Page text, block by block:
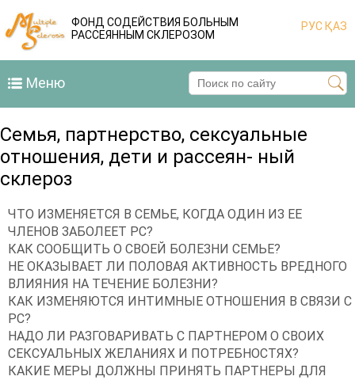
ФОНД СОДЕЙСТВИЯ БОЛЬНЫМ
РАССЕЯННЫМ СКЛЕРОЗОМ
РУСҚАЗ
Меню
Семья, партнерство, сексуальные
отношения, дети и рассеян- ный
склероз
ЧТО ИЗМЕНЯЕТСЯ В СЕМЬЕ, КОГДА ОДИН ИЗ ЕЕ
ЧЛЕНОВ ЗАБОЛЕЕТ РС?
КАК СООБЩИТЬ О СВОЕЙ БОЛЕЗНИ СЕМЬЕ?
НЕ ОКАЗЫВАЕТ ЛИ ПОЛОВАЯ АКТИВНОСТЬ ВРЕДНОГО
ВЛИЯНИЯ НА ТЕЧЕНИЕ БОЛЕЗНИ?
КАК ИЗМЕНЯЮТСЯ ИНТИМНЫЕ ОТНОШЕНИЯ В СВЯЗИ С
РС?
НАДО ЛИ РАЗГОВАРИВАТЬ С ПАРТНЕРОМ О СВОИХ
СЕКСУАЛЬНЫХ ЖЕЛАНИЯХ И ПОТРЕБНОСТЯХ?
КАКИЕ МЕРЫ ДОЛЖНЫ ПРИНЯТЬ ПАРТНЕРЫ ДЛЯ